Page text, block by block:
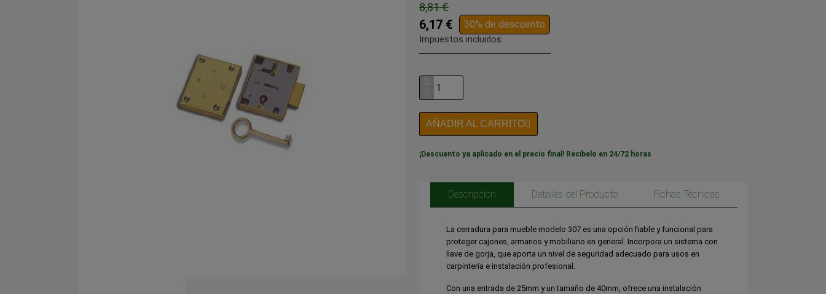
8,81 €
6,17 € 30% de descuento
Impuestos incluidos
AÑADIR AL CARRITO
¡Descuento ya aplicado en el precio final! Recíbelo en 24/72 horas
Descripción Detalles del Producto Fichas Técnicas
La cerradura para mueble modelo 307 es una opción fiable y funcional para
proteger cajones, armarios y mobiliario en general. Incorpora un sistema con
llave de gorja, que aporta un nivel de seguridad adecuado para usos en
carpintería e instalación profesional.
Con una entrada de 25mm y un tamaño de 40mm, ofrece una instalación